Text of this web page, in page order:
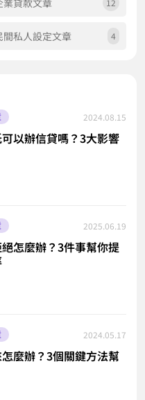
業貸款文章 12
間私人設定文章 4
2024.08.15
以辦信貸嗎？3大影響
2025.06.19
怎麼辦？3件事幫你提
2024.05.17
麼辦？3個關鍵方法幫